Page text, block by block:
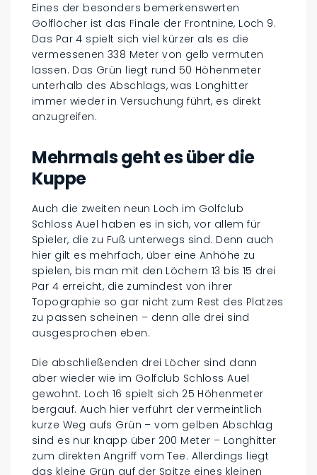
Eines der besonders bemerkenswerten
Golflöcher ist das Finale der Frontnine, Loch 9.
Das Par 4 spielt sich viel kürzer als es die
vermessenen 338 Meter von gelb vermuten
lassen. Das Grün liegt rund 50 Höhenmeter
unterhalb des Abschlags, was Longhitter
immer wieder in Versuchung führt, es direkt
anzugreifen.
Mehrmals geht es über die
Kuppe
Auch die zweiten neun Loch im Golfclub
Schloss Auel haben es in sich, vor allem für
Spieler, die zu Fuß unterwegs sind. Denn auch
hier gilt es mehrfach, über eine Anhöhe zu
spielen, bis man mit den Löchern 13 bis 15 drei
Par 4 erreicht, die zumindest von ihrer
Topographie so gar nicht zum Rest des Platzes
zu passen scheinen – denn alle drei sind
ausgesprochen eben.
Die abschließenden drei Löcher sind dann
aber wieder wie im Golfclub Schloss Auel
gewohnt. Loch 16 spielt sich 25 Höhenmeter
bergauf. Auch hier verführt der vermeintlich
kurze Weg aufs Grün – vom gelben Abschlag
sind es nur knapp über 200 Meter – Longhitter
zum direkten Angriff vom Tee. Allerdings liegt
das kleine Grün auf der Spitze eines kleinen